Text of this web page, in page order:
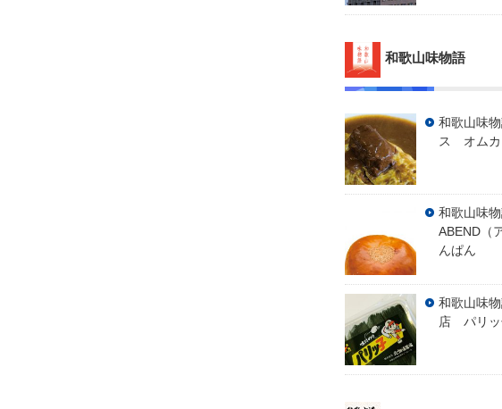
和歌山味物語
和歌山味
ス オムカ
和歌山味
ABEND（
んぱん
和歌山味
店 パリッ